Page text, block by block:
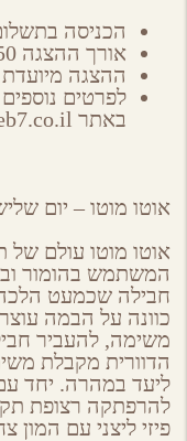
הכניסה בתשלום – 50
אורך ההצגה 50 דקות
ההצגה מיועדת
באתר fringeb7.co.il.
אוטו מוטו – יום שלישי, 23.4, בשעה
אוטו מוטו עולם של
המשתמש בהומור
חבילה שכמעט הלכה
כוונה על הבמה
משימה, להעביר
הדוורית מקבלת
ליעד במהרה. יחד
להרפתקה רצופת
פיזי ליצני עם המון